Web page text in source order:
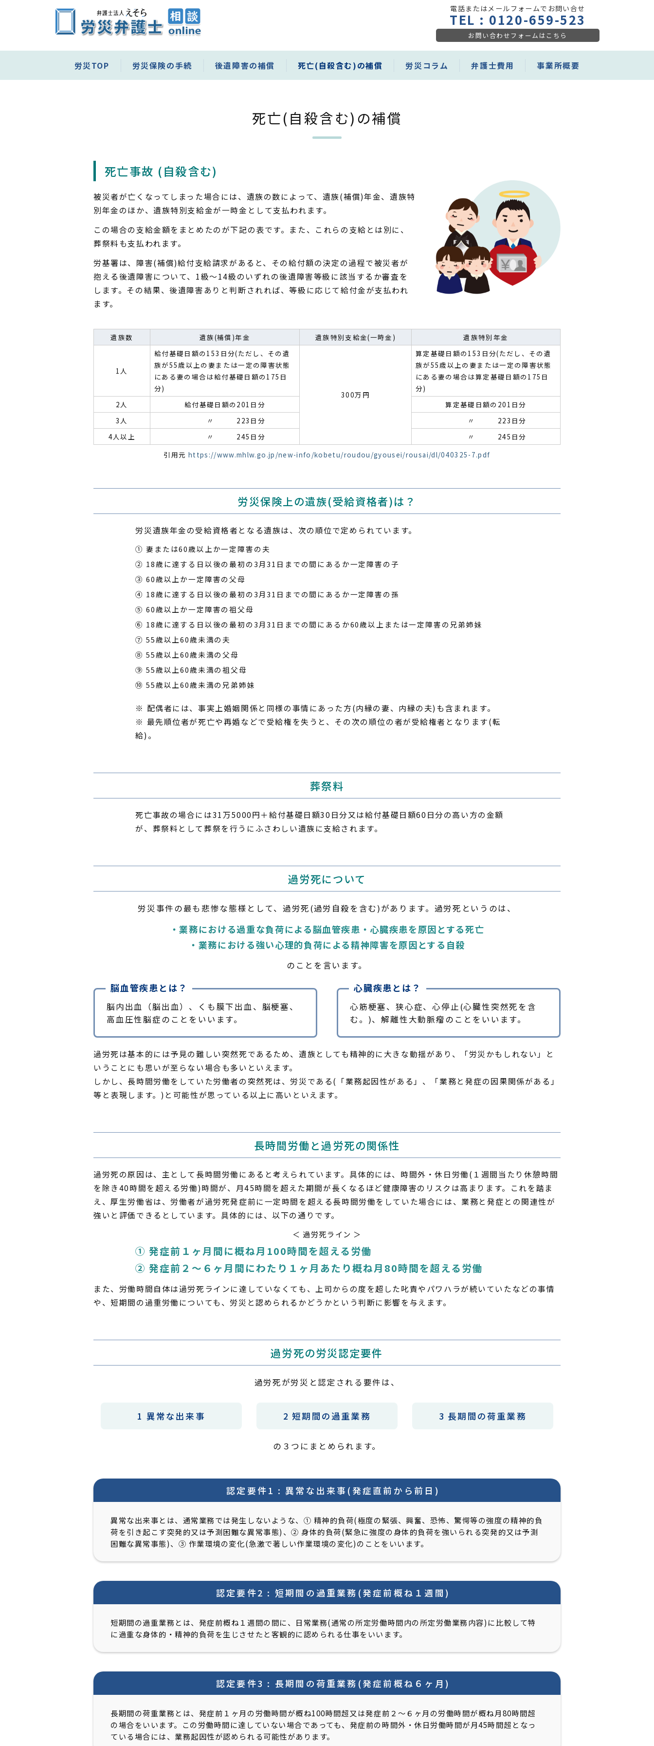
電話またはメールフォームでお問い合せ
TEL : 0120-659-523
お問い合わせフォームはこちら
労災TOP 労災保険の手続 後遺障害の補償 死亡(自殺含む)の補償 労災コラム 弁護士費用 事業所概要
死亡(自殺含む)の補償
死亡事故 (自殺含む)
被災者が亡くなってしまった場合には、遺族の数によって、遺族(補償)年金、遺族特
別年金のほか、遺族特別支給金が一時金として支払われます。
この場合の支給金額をまとめたのが下記の表です。また、これらの支給とは別に、
葬祭料も支払われます。
労基署は、障害(補償)給付支給請求があると、その給付額の決定の過程で被災者が
抱える後遺障害について、1級〜14級のいずれの後遺障害等級に該当するか審査を
します。その結果、後遺障害ありと判断されれば、等級に応じて給付金が支払われ
ます。
遺族数 遺族(補償)年金 遺族特別支給金(一時金) 遺族特別年金
1人
給付基礎日額の153日分(ただし、その遺
族が55歳以上の妻または一定の障害状態
にある妻の場合は給付基礎日額の175日
分)
300万円
算定基礎日額の153日分(ただし、その遺
族が55歳以上の妻または一定の障害状態
にある妻の場合は算定基礎日額の175日
分)
2人
給付基礎日額の201日分
算定基礎日額の201日分
3人
〃 223日分
〃 223日分
4人以上
〃 245日分
〃 245日分
引用元 https://www.mhlw.go.jp/new-info/kobetu/roudou/gyousei/rousai/dl/040325-7.pdf
労災保険上の遺族(受給資格者)は？
労災遺族年金の受給資格者となる遺族は、次の順位で定められています。
① 妻または60歳以上か一定障害の夫
② 18歳に達する日以後の最初の3月31日までの間にあるか一定障害の子
③ 60歳以上か一定障害の父母
④ 18歳に達する日以後の最初の3月31日までの間にあるか一定障害の孫
⑤ 60歳以上か一定障害の祖父母
⑥ 18歳に達する日以後の最初の3月31日までの間にあるか60歳以上または一定障害の兄弟姉妹
⑦ 55歳以上60歳未満の夫
⑧ 55歳以上60歳未満の父母
⑨ 55歳以上60歳未満の祖父母
⑩ 55歳以上60歳未満の兄弟姉妹
※ 配偶者には、事実上婚姻関係と同様の事情にあった方(内縁の妻、内縁の夫)も含まれます。
※ 最先順位者が死亡や再婚などで受給権を失うと、その次の順位の者が受給権者となります(転
給)。
葬祭料
死亡事故の場合には31万5000円＋給付基礎日額30日分又は給付基礎日額60日分の高い方の金額
が、葬祭料として葬祭を行うにふさわしい遺族に支給されます。
過労死について
労災事件の最も悲惨な態様として、過労死(過労自殺を含む)があります。過労死というのは、
・業務における過重な負荷による脳血管疾患・心臓疾患を原因とする死亡
・業務における強い心理的負荷による精神障害を原因とする自殺
のことを言います。
脳血管疾患とは？
脳内出血（脳出血）、くも膜下出血、脳梗塞、
高血圧性脳症のことをいいます。
心臓疾患とは？
心筋梗塞、狭心症、心停止(心臓性突然死を含
む。)、解離性大動脈瘤のことをいいます。
過労死は基本的には予見の難しい突然死であるため、遺族としても精神的に大きな動揺があり、「労災かもしれない」と
いうことにも思いが至らない場合も多いといえます。
しかし、長時間労働をしていた労働者の突然死は、労災である(「業務起因性がある」、「業務と発症の因果関係がある」
等と表現します。)と可能性が思っている以上に高いといえます。
長時間労働と過労死の関係性
過労死の原因は、主として長時間労働にあると考えられています。具体的には、時間外・休日労働(１週間当たり休憩時間
を除き40時間を超える労働)時間が、月45時間を超えた期間が長くなるほど健康障害のリスクは高まります。これを踏ま
え、厚生労働省は、労働者が過労死発症前に一定時間を超える長時間労働をしていた場合には、業務と発症との関連性が
強いと評価できるとしています。具体的には、以下の通りです。
＜ 過労死ライン ＞
① 発症前１ヶ月間に概ね月100時間を超える労働
② 発症前２〜６ヶ月間にわたり１ヶ月あたり概ね月80時間を超える労働
また、労働時間自体は過労死ラインに達していなくても、上司からの度を超した叱責やパワハラが続いていたなどの事情
や、短期間の過重労働についても、労災と認められるかどうかという判断に影響を与えます。
過労死の労災認定要件
過労死が労災と認定される要件は、
1 異常な出来事 2 短期間の過重業務 3 長期間の荷重業務
の３つにまとめられます。
認定要件1 : 異常な出来事(発症直前から前日)
異常な出来事とは、通常業務では発生しないような、① 精神的負荷(極度の緊張、興奮、恐怖、驚愕等の強度の精神的負
荷を引き起こす突発的又は予測困難な異常事態)、② 身体的負荷(緊急に強度の身体的負荷を強いられる突発的又は予測
困難な異常事態)、③ 作業環境の変化(急激で著しい作業環境の変化)のことをいいます。
認定要件2 : 短期間の過重業務 (発症前概ね１週間)
短期間の過重業務とは、発症前概ね１週間の間に、日常業務(通常の所定労働時間内の所定労働業務内容)に比較して特
に過重な身体的・精神的負荷を生じさせたと客観的に認められる仕事をいいます。
認定要件3 : 長期間の荷重業務 (発症前概ね６ヶ月)
長期間の荷重業務とは、発症前１ヶ月の労働時間が概ね100時間超又は発症前２〜６ヶ月の労働時間が概ね月80時間超
の場合をいいます。この労働時間に達していない場合であっても、発症前の時間外・休日労働時間が月45時間超となっ
ている場合には、業務起因性が認められる可能性があります。